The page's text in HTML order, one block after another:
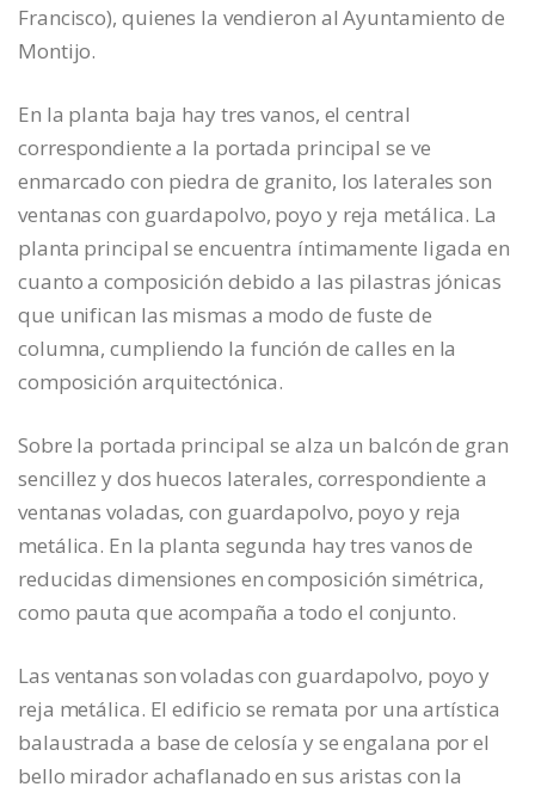
Francisco), quienes la vendieron al Ayuntamiento de
Montijo.
En la planta baja hay tres vanos, el central
correspondiente a la portada principal se ve
enmarcado con piedra de granito, los laterales son
ventanas con guardapolvo, poyo y reja metálica. La
planta principal se encuentra íntimamente ligada en
cuanto a composición debido a las pilastras jónicas
que unifican las mismas a modo de fuste de
columna, cumpliendo la función de calles en la
composición arquitectónica.
Sobre la portada principal se alza un balcón de gran
sencillez y dos huecos laterales, correspondiente a
ventanas voladas, con guardapolvo, poyo y reja
metálica. En la planta segunda hay tres vanos de
reducidas dimensiones en composición simétrica,
como pauta que acompaña a todo el conjunto.
Las ventanas son voladas con guardapolvo, poyo y
reja metálica. El edificio se remata por una artística
balaustrada a base de celosía y se engalana por el
bello mirador achaflanado en sus aristas con la